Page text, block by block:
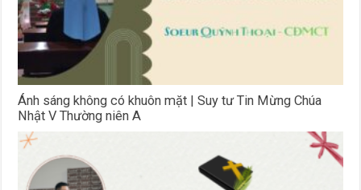
Ánh sáng không có khuôn mặt | Suy tư Tin Mừng Chúa
Nhật V Thường niên A